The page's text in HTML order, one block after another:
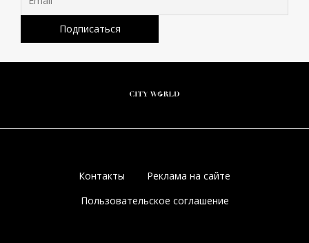
Контакты
Реклама на сайте
Пользовательское соглашение